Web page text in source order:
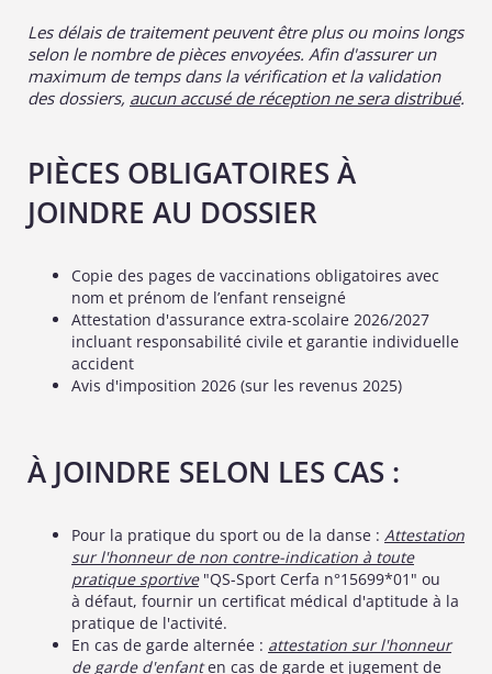
Les délais de traitement peuvent être plus ou moins longs
selon le nombre de pièces envoyées. Afin d'assurer un
maximum de temps dans la vérification et la validation
des dossiers, aucun accusé de réception ne sera distribué.
PIÈCES OBLIGATOIRES À
JOINDRE AU DOSSIER
Copie des pages de vaccinations obligatoires avec
nom et prénom de l’enfant renseigné
Attestation d'assurance extra-scolaire 2026/2027
incluant responsabilité civile et garantie individuelle
accident
Avis d'imposition 2026 (sur les revenus 2025)
À JOINDRE SELON LES CAS :
Pour la pratique du sport ou de la danse : Attestation
sur l'honneur de non contre-indication à toute
pratique sportive"QS-Sport Cerfa n°15699*01" ou
à défaut, fournir un certificat médical d'aptitude à la
pratique de l'activité.
En cas de garde alternée : attestation sur l'honneur
de garde d'enfanten cas de garde et jugement de